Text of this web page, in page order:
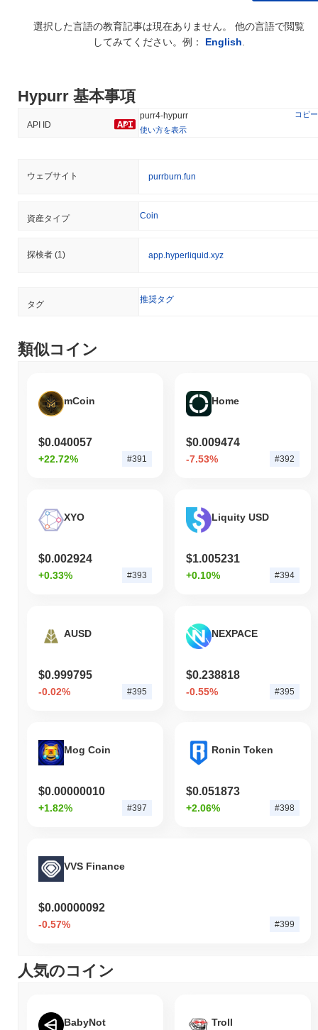
ガバナンスフレームワークや透明性の取り組みを定期的に更新し
ています。 Hypurrにとっての継続的なリスクには、市場のボラテ
ィリティや潜在的な技術的課題が含まれますが、これらは継続的
Hypurr (PURR) FAQ – 主要指標と市場分析
す。 最もアクティブなプラットフォームは
過去24時間で、Hypurrの取引量は$334,265.00
Hypurrの価格範囲の履歴は何ですか？
史上最安値（ATL）：
Hypurrの現在の時価総額はいくらですか？
ランクされています。この数字は、596 649 412のPURRトークン
の流通供給量に基づいて計算されています。
過去7日間で、Hypurrは 上昇し、 0.89%の上昇を記録した全
体の暗号市場を上回っています。これは、より広範な市場のモメ
ーマンスを示しています。
選択した言語の教育記事は現在ありません。 他の言語で閲覧
してみてください。例： English
Hypurr 基本事項
API ID
purr4-hypurr
コピー
使い方を表示
ウェブサイト purrburn.fun
資産タイプ Coin
探検者 (1) app.hyperliquid.xyz
タグ 推奨タグ
類似コイン
mCoin
$0.040057
+22.72% #391
Home
$0.009474
-7.53% #392
XYO
$0.002924
+0.33% #393
Liquity USD
$1.005231
+0.10% #394
AUSD
$0.999795
-0.02% #395
NEXPACE
$0.238818
-0.55% #395
Mog Coin
$0.00000010
+1.82% #397
Ronin Token
$0.051873
+2.06% #398
VVS Finance
$0.00000092
-0.57% #399
人気のコイン
BabyNot Troll